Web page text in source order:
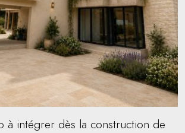
à intégrer dès la construction de